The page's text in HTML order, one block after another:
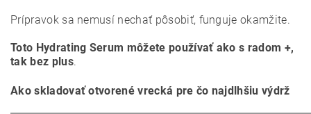
Prípravok sa nemusí nechať pôsobiť, funguje okamžite.
Toto Hydrating Serum môžete používať ako s radom +,
tak bez plus.
Ako skladovať otvorené vrecká pre čo najdlhšiu výdrž